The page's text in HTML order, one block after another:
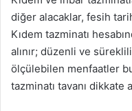
diğer alacaklar, fesih
Kıdem tazminatı
alınır; düzenli ve
ölçülebilen menfaatler
tazminatı tavanı dikkate